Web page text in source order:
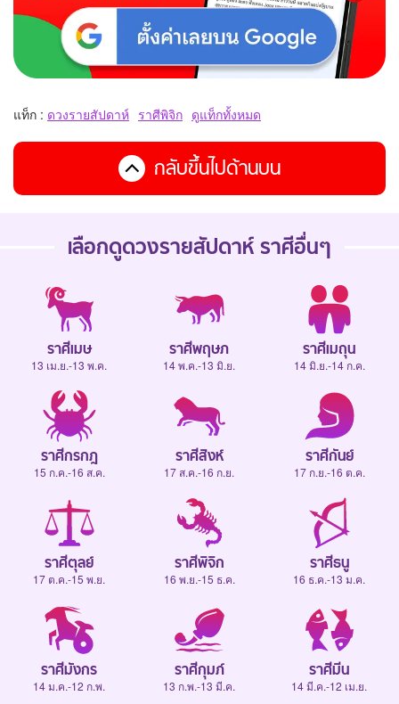
แท็ก : ดวงรายสัปดาห์ ราศีพิจิก ดูแท็กทั้งหมด
กลับขึ้นไปด้านบน
เลือกดูดวงรายสัปดาห์ ราศีอื่นๆ
ราศีเมษ
13 เม.ย.-13 พ.ค.
ราศีพฤษภ
14 พ.ค.-13 มิ.ย.
ราศีเมถุน
14 มิ.ย.-14 ก.ค.
ราศีกรกฎ
15 ก.ค.-16 ส.ค.
ราศีสิงห์
17 ส.ค.-16 ก.ย.
ราศีกันย์
17 ก.ย.-16 ต.ค.
ราศีตุลย์
17 ต.ค.-15 พ.ย.
ราศีพิจิก
16 พ.ย.-15 ธ.ค.
ราศีธนู
16 ธ.ค.-13 ม.ค.
ราศีมังกร
14 ม.ค.-12 ก.พ.
ราศีกุมภ์
13 ก.พ.-13 มี.ค.
ราศีมีน
14 มี.ค.-12 เม.ย.